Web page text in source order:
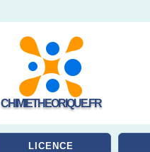
CHIMIETHEORIQUE.FR
LICENCE